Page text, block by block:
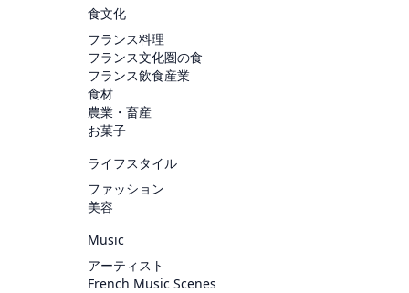
食文化
フランス料理
フランス文化圏の食
フランス飲食産業
食材
農業・畜産
お菓子
ライフスタイル
ファッション
美容
Music
アーティスト
French Music Scenes